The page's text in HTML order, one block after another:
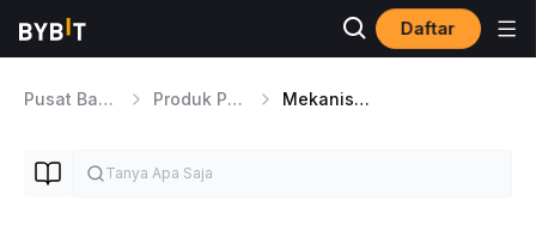
Daftar
Pusat Bantuan Produk Perdagangan Mekanisme Perdagangan Futures